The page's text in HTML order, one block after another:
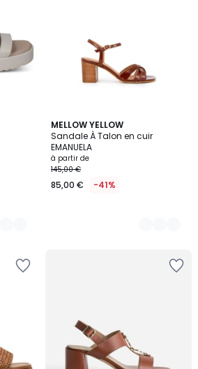
MELLOW YELLOW
Sandale À Talon en cuir
EMANUELA
à partir de
145,00 €
85,00 € -41%
4
Couleurs